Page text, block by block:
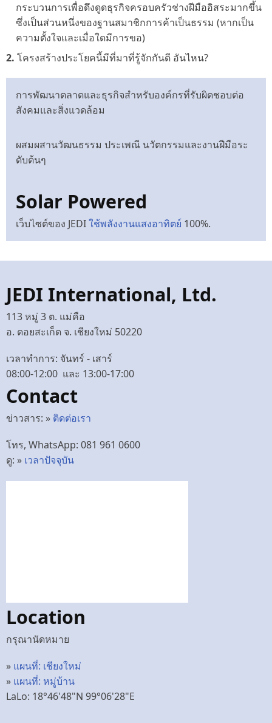
กระบวนการเพื่อดึงดูดธุรกิจครอบครัวช่างฝีมืออิสระมากขึ้น
ซึ่งเป็นส่วนหนึ่งของฐานสมาชิกการค้าเป็นธรรม (หากเป็น
ความตั้งใจและเมื่อใดมีการขอ)
2. โครงสร้างประโยคนี้มีที่มาที่รู้จักกันดี อันไหน?
การพัฒนาตลาดและธุรกิจสำหรับองค์กรที่รับผิดชอบต่อ
สังคมและสิ่งแวดล้อม
ผสมผสานวัฒนธรรม ประเพณี นวัตกรรมและงานฝีมือระ
ดับต้นๆ
Solar Powered
เว็บไซต์ของ JEDIใช้พลังงานแสงอาทิตย์ 100%.
JEDI International, Ltd.
113 หมู่ 3 ต. แม่คือ
อ. ดอยสะเก็ด จ. เชียงใหม่ 50220
เวลาทำการ: จันทร์ - เสาร์
08:00-12:00 และ 13:00-17:00
Contact
ข่าวสาร: » ติดต่อเรา
โทร, WhatsApp: 081 961 0600
ดู: » เวลาปัจจุบัน
Location
กรุณานัดหมาย
» แผนที่: เชียงใหม่
» แผนที่: หมู่บ้าน
LaLo: 18°46'48"N 99°06'28"E